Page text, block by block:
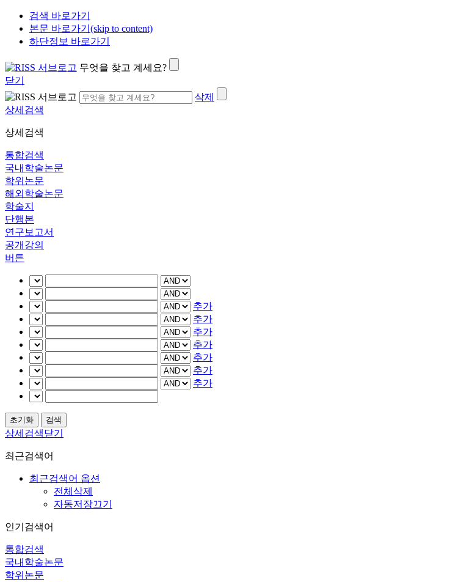
검색 바로가기
본문 바로가기(skip to content)
하단정보 바로가기
무엇을 찾고 계세요?
닫기
삭제
상세검색
상세검색
통합검색
국내학술논문
학위논문
해외학술논문
학술지
단행본
연구보고서
공개강의
버튼
추가
추가
추가
추가
추가
추가
추가
상세검색닫기
최근검색어
최근검색어 옵션
전체삭제
자동저장끄기
인기검색어
통합검색
국내학술논문
학위논문